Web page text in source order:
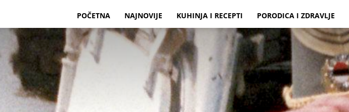
POČETNA NAJNOVIJE KUHINJA I RECEPTI PORODICA I ZDRAVLJE